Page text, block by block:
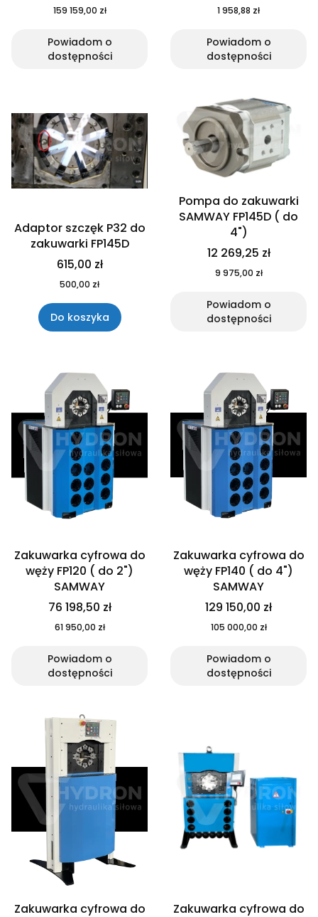
159 159,00 zł
Powiadom o
dostępności
1 958,88 zł
Powiadom o
dostępności
Adaptor szczęk P32 do
zakuwarki FP145D
615,00 zł
500,00 zł
Do koszyka
Pompa do zakuwarki
SAMWAY FP145D ( do
4")
12 269,25 zł
9 975,00 zł
Powiadom o
dostępności
Zakuwarka cyfrowa do
węży FP120 ( do 2")
SAMWAY
76 198,50 zł
61 950,00 zł
Powiadom o
dostępności
Zakuwarka cyfrowa do
węży FP140 ( do 4")
SAMWAY
129 150,00 zł
105 000,00 zł
Powiadom o
dostępności
Zakuwarka cyfrowa do
Zakuwarka cyfrowa do